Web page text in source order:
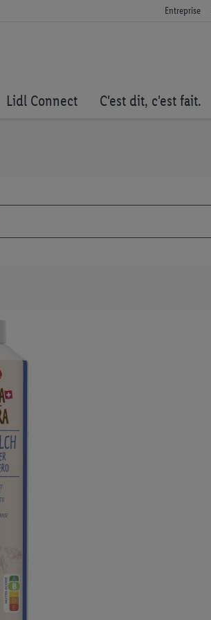
Entreprise
Lidl Connect C'est dit, c'est fait.